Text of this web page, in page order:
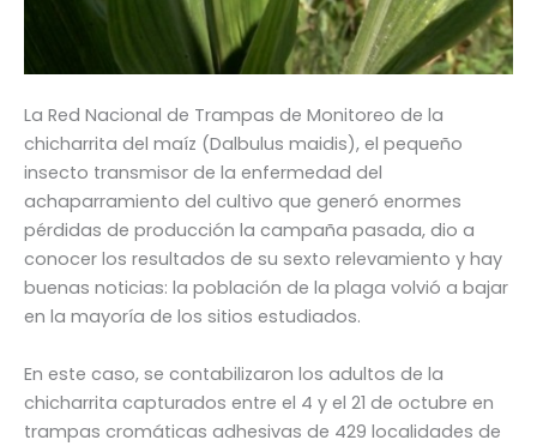
La Red Nacional de Trampas de Monitoreo de la
chicharrita del maíz (Dalbulus maidis), el pequeño
insecto transmisor de la enfermedad del
achaparramiento del cultivo que generó enormes
pérdidas de producción la campaña pasada, dio a
conocer los resultados de su sexto relevamiento y hay
buenas noticias: la población de la plaga volvió a bajar
en la mayoría de los sitios estudiados.
En este caso, se contabilizaron los adultos de la
chicharrita capturados entre el 4 y el 21 de octubre en
trampas cromáticas adhesivas de 429 localidades de